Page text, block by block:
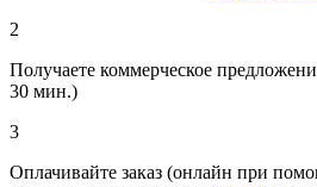
2
Получаете коммерческое
30 мин.)
3
Оплачивайте заказ (онлайн при